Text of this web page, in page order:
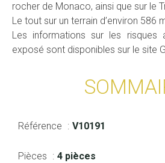
rocher de Monaco, ainsi que sur le
Le tout sur un terrain d’environ 586
Les informations sur les risques
exposé sont disponibles sur le site
Référence V10191
Pièces 4 pièces